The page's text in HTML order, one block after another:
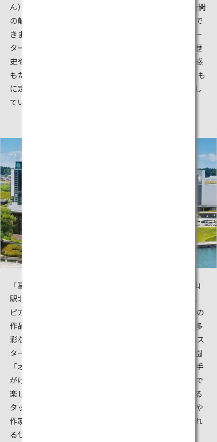
ん）を通り、港町岩瀬を結ぶ運河クルーズです。約1時間
の船旅で、歴史ある運河や美しい景観を楽しむことがで
きます。中島閘門では、国内でも珍しい「水のエレベー
ター」を体験できます。同乗するガイドさんに運河の歴
史や船から見える景観を丁寧に説明してもらい、満足感
もたっぷり。「fugan（ふがん）」「sora(そら)」（とも
に定員55名）と「もみじ」（定員11名）の3隻で運航し
ています。のんびりした船旅を楽しんでみませんか？
「富山県美術館 アート & デザイン」は2017年夏に富山
駅北の富岩運河環水公園内にオープンした美術館です。
ピカソ、シャガールら20世紀初頭に活躍した巨匠たちの
作品からはじまり、シュルレアリズムや抽象美術など多
彩な20世紀の美術品、日本や富山を代表する作家のポス
ター・椅子などデザイン作品を鑑賞できます。屋上庭園
「オノマトペの屋上」では、デザイナー佐藤卓さんが手
がけたオリジナルの遊具や、ふわふわドームなど家族で
楽しめます。ほかにもポスターコレクションを楽しめる
タッチパネル、アトリエでの参加型のワークショップや
作家の公開制作など、アートとデザインを肌で感じられ
る仕掛けがたくさんあります。